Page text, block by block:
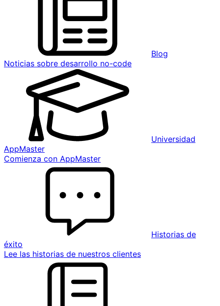
Blog
Noticias sobre desarrollo no-code
Universidad
AppMaster
Comienza con AppMaster
Historias de
éxito
Lee las historias de nuestros clientes